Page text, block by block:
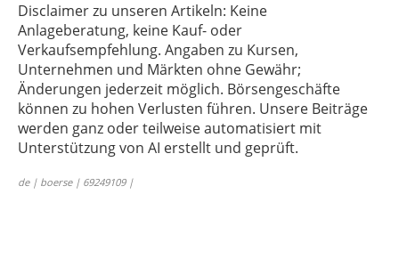
Disclaimer zu unseren Artikeln: Keine
Anlageberatung, keine Kauf- oder
Verkaufsempfehlung. Angaben zu Kursen,
Unternehmen und Märkten ohne Gewähr;
Änderungen jederzeit möglich. Börsengeschäfte
können zu hohen Verlusten führen. Unsere Beiträge
werden ganz oder teilweise automatisiert mit
Unterstützung von AI erstellt und geprüft.
de | boerse | 69249109 |